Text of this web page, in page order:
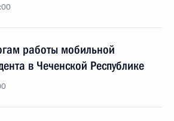
работы мобильной
в Чеченской Республике